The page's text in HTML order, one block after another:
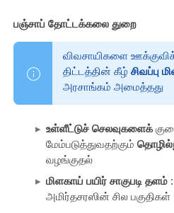
பஞ்சாப் தோட்டக்கலை துறை
விவசாயிகளை
திட்டத்தின் கீழ் சிவப்பு
அரசாங்கம் அமைத்தது
உள்ளீட்டுச் செலவுகளைக்
மேம்படுத்துவதற்கும்
வழங்குதல்
மிளகாய் பயிர் சாகுபடி தளம்
அமிர்தசரஸின் சில பகுதிகள்